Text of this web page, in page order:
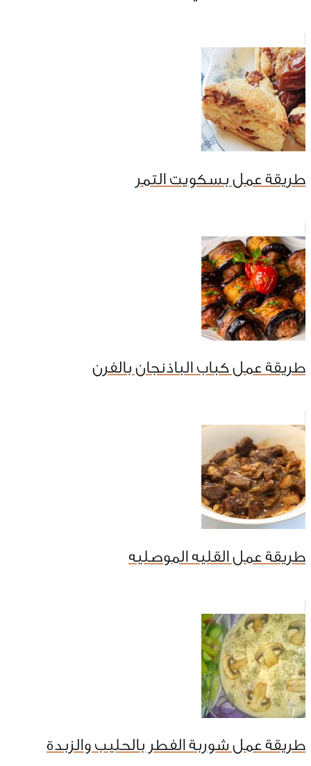
طريقة عمل بسكويت التمر
طريقة عمل كباب الباذنجان بالفرن
طريقة عمل القليه الموصليه
طريقة عمل شوربة الفطر بالحليب والزبدة